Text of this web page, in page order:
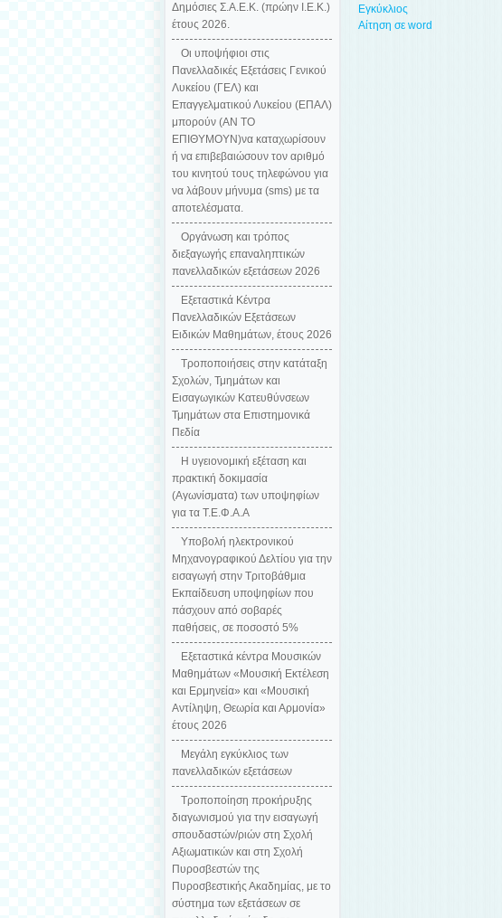
Εγκύκλιος
Αίτηση σε word
Δημόσιες Σ.Α.Ε.Κ. (πρώην Ι.Ε.Κ.)
έτους 2026.
Οι υποψήφιοι στις
Πανελλαδικές Εξετάσεις Γενικού
Λυκείου (ΓΕΛ) και
Επαγγελματικού Λυκείου (ΕΠΑΛ)
μπορούν (ΑΝ ΤΟ
ΕΠΙΘΥΜΟΥΝ)να καταχωρίσουν
ή να επιβεβαιώσουν τον αριθμό
του κινητού τους τηλεφώνου για
να λάβουν μήνυμα (sms) με τα
αποτελέσματα.
Οργάνωση και τρόπος
διεξαγωγής επαναληπτικών
πανελλαδικών εξετάσεων 2026
Εξεταστικά Κέντρα
Πανελλαδικών Εξετάσεων
Ειδικών Μαθημάτων, έτους 2026
Τροποποιήσεις στην κατάταξη
Σχολών, Τμημάτων και
Εισαγωγικών Κατευθύνσεων
Τμημάτων στα Επιστημονικά
Πεδία
H υγειονομική εξέταση και
πρακτική δοκιμασία
(Αγωνίσματα) των υποψηφίων
για τα Τ.Ε.Φ.Α.Α
Υποβολή ηλεκτρονικού
Μηχανογραφικού Δελτίου για την
εισαγωγή στην Τριτοβάθμια
Εκπαίδευση υποψηφίων που
πάσχουν από σοβαρές
παθήσεις, σε ποσοστό 5%
Εξεταστικά κέντρα Μουσικών
Μαθημάτων «Μουσική Εκτέλεση
και Ερμηνεία» και «Μουσική
Αντίληψη, Θεωρία και Αρμονία»
έτους 2026
Μεγάλη εγκύκλιος των
πανελλαδικών εξετάσεων
Τροποποίηση προκήρυξης
διαγωνισμού για την εισαγωγή
σπουδαστών/ριών στη Σχολή
Αξιωματικών και στη Σχολή
Πυροσβεστών της
Πυροσβεστικής Ακαδημίας, με το
σύστημα των εξετάσεων σε